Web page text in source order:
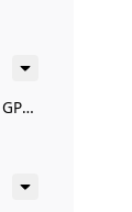
使用 Docker Compose 启用 GPU 访问